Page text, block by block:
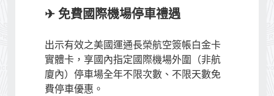
✈ 免費國際機場停車禮遇
出示有效之美國運通長榮航空簽帳白金卡
實體卡，享國內指定國際機場外圍（非航
廈內）停車場全年不限次數、不限天數免
費停車優惠。